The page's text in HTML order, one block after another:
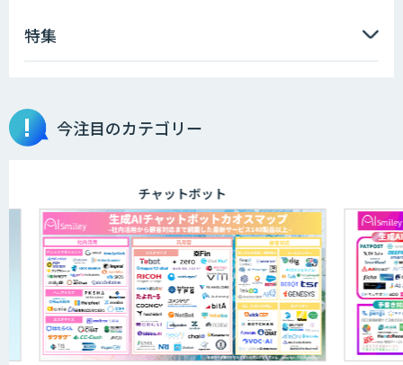
TDSEEye
高性能 AI エンジン搭載エッジシステム
「VAB-5000」
m2view
特集
今注目のカテゴリー
チャットボット